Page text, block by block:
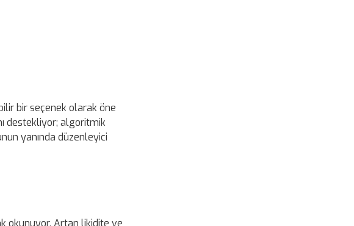
bir seçenek olarak öne
destekliyor; algoritmik
yanında düzenleyici